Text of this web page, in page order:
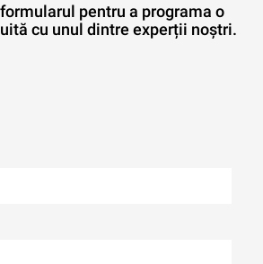
pentru a programa o
cu unul dintre experții noștri.